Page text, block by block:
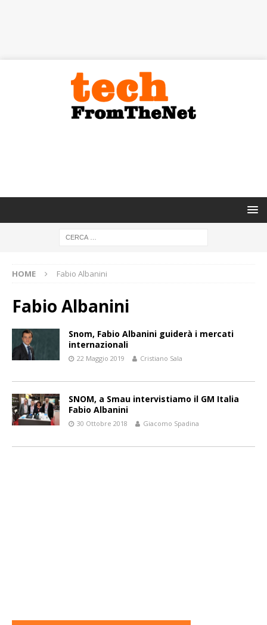
HOME Fabio Albanini
Fabio Albanini
Snom, Fabio Albanini guiderà i mercati
internazionali
22 Maggio 2019 Cristiano Sala
SNOM, a Smau intervistiamo il GM Italia
Fabio Albanini
30 Ottobre 2018 Giacomo Spadina